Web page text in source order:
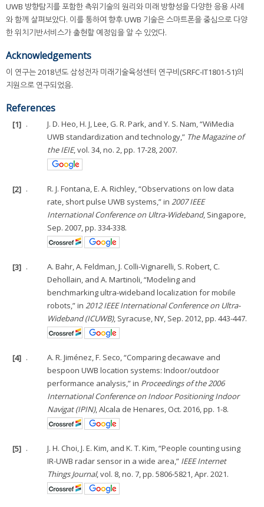
UWB 방향탐지를 포함한 측위기술의 원리와 미래 방향성을 다양한 응용 사례
와 함께 살펴보았다. 이를 통하여 향후 UWB 기술은 스마트폰을 중심으로 다양
한 위치기반서비스가 출현할 예정임을 알 수 있었다.
Acknowledgements
이 연구는 2018년도 삼성전자 미래기술육성센터 연구비(SRFC-IT1801-51)의
지원으로 연구되었음.
References
[1] .
J. D. Heo, H. J, Lee, G. R. Park, and Y. S. Nam, “WiMedia
UWB standardization and technology,” The Magazine of
the IEIE, vol. 34, no. 2, pp. 17-28, 2007.
[2] .
R. J. Fontana, E. A. Richley, “Observations on low data
rate, short pulse UWB systems,” in2007 IEEE
International Conference on Ultra-Wideband, Singapore,
Sep. 2007, pp. 334-338.
[3] .
A. Bahr, A. Feldman, J. Colli-Vignarelli, S. Robert, C.
Dehollain, and A. Martinoli, “Modeling and
benchmarking ultra-wideband localization for mobile
robots,” in2012 IEEE International Conference on Ultra-
Wideband (ICUWB), Syracuse, NY, Sep. 2012, pp. 443-447.
[4] .
A. R. Jiménez, F. Seco, “Comparing decawave and
bespoon UWB location systems: Indoor/outdoor
performance analysis,” in Proceedings of the 2006
International Conference on Indoor Positioning Indoor
Navigat (IPIN), Alcala de Henares, Oct. 2016, pp. 1-8.
[5] .
J. H. Choi, J. E. Kim, and K. T. Kim, “People counting using
IR-UWB radar sensor in a wide area,” IEEE Internet
Things Journal, vol. 8, no. 7, pp. 5806-5821, Apr. 2021.